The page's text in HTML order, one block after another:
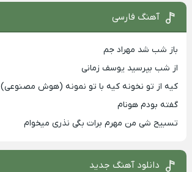
آهنگ فارسی
باز شب شد مهراد جم
از شب بپرسید یوسف زمانی
کیه از تو نخونه کیه با تو نمونه (هوش مصنوعی)
گفته بودم هونام
تسبیح شی من مهرم برات بگی نذری میخوام
دانلود آهنگ جدید